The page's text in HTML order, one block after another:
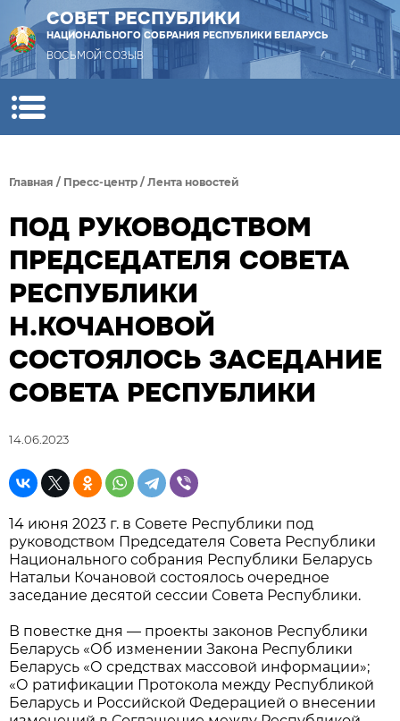
СОВЕТ РЕСПУБЛИКИ
НАЦИОНАЛЬНОГО СОБРАНИЯ РЕСПУБЛИКИ БЕЛАРУСЬ
ВОСЬМОЙ СОЗЫВ
Главная / Пресс-центр / Лента новостей
ПОД РУКОВОДСТВОМ
ПРЕДСЕДАТЕЛЯ СОВЕТА
РЕСПУБЛИКИ
Н.КОЧАНОВОЙ
СОСТОЯЛОСЬ ЗАСЕДАНИЕ
СОВЕТА РЕСПУБЛИКИ
14.06.2023
14 июня 2023 г. в Совете Республики под
руководством Председателя Совета Республики
Национального собрания Республики Беларусь
Натальи Кочановой состоялось очередное
заседание десятой сессии Совета Республики.
В повестке дня — проекты законов Республики
Беларусь «Об изменении Закона Республики
Беларусь «О средствах массовой информации»;
«О ратификации Протокола между Республикой
Беларусь и Российской Федерацией о внесении